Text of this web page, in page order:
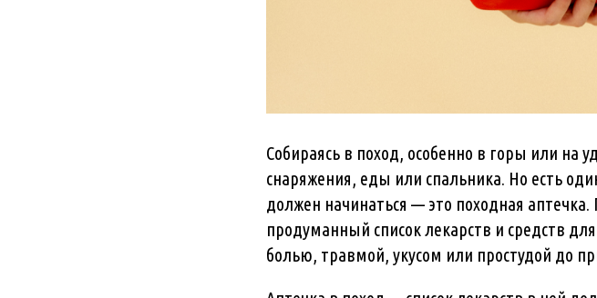
Собираясь в поход, особенно в горы или
снаряжения, еды или спальника. Но есть
должен начинаться — это походная
продуманный список лекарств и средств
болью, травмой, укусом или простудой до